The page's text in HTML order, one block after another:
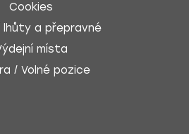
Cookies
lhůty a přepravné
místa
/ Volné pozice